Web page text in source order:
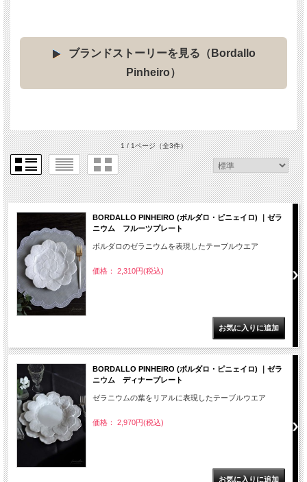
ブランドストーリーを見る（Bordallo
Pinheiro）
1 / 1ページ（全3件）
BORDALLO PINHEIRO (ボルダロ・ピニェイロ) ｜ゼラ
ニウム フルーツプレート
ボルダロのゼラニウムを表現したテーブルウエア
価格： 2,310円(税込)
BORDALLO PINHEIRO (ボルダロ・ピニェイロ) ｜ゼラ
ニウム ディナープレート
ゼラニウムの葉をリアルに表現したテーブルウエア
価格： 2,970円(税込)